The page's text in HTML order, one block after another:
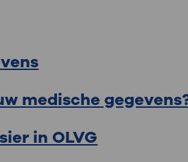
medische
in OLVG